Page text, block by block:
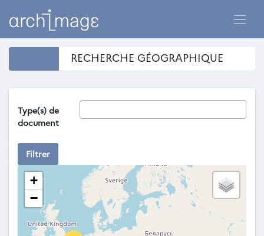
RECHERCHE GÉOGRAPHIQUE
Type(s) de
document
Filtrer
+
−